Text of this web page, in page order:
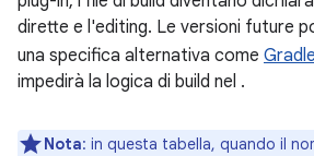
dirette e l'editing. Le versioni future
una specifica alternativa come
impedirà la logica di build nel .
Nota: in questa tabella, quando il